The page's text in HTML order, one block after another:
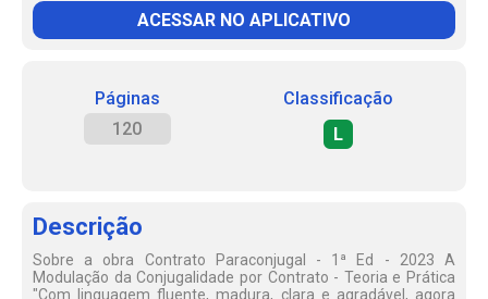
ACESSAR NO APLICATIVO
Páginas
120
Classificação
L
Descrição
Sobre a obra Contrato Paraconjugal - 1ª Ed - 2023 A
Modulação da Conjugalidade por Contrato - Teoria e Prática
"Com linguagem fluente, madura, clara e agradável, agora